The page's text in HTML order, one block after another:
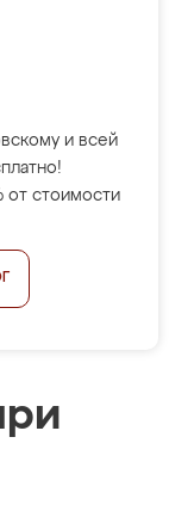
и всей
от стоимости